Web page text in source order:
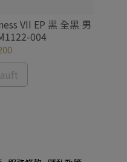
VII EP 黑 全黑 男
004